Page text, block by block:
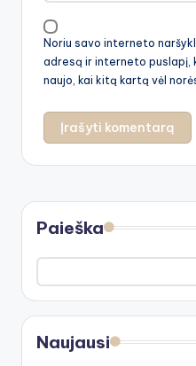
Noriu savo interneto
adresą ir interneto puslapį,
naujo, kai kitą kartą vėl
Paieška
Naujausi